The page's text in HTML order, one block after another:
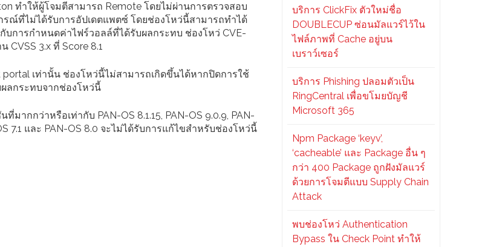
ทำให้ผู้โจมตีสามารถ Remote โดยไม่ผ่านการตรวจสอบ
ณ์ที่ไม่ได้รับการอัปเดตแพตซ์ โดยช่องโหว่นี้สามารถทำได้
การกำหนดค่าไฟร์วอลล์ที่ได้รับผลกระทบ ช่องโหว่ CVE-
3.x ที่ Score 8.1
เท่านั้น ช่องโหว่นี้ไม่สามารถเกิดขึ้นได้หากปิดการใช้
ผลกระทบจากช่องโหว่นี้
ากกว่าหรือเท่ากับ PAN-OS 8.1.15, PAN-OS 9.0.9, PAN-
7.1 และ PAN-OS 8.0 จะไม่ได้รับการแก้ไขสำหรับช่องโหว่นี้
บริการ ClickFix ตัวใหม่ชื่อ
DOUBLECUP ซ่อนมัลแวร์ไว้ใน
ไฟล์ภาพที่ Cache อยู่บน
เบราว์เซอร์
บริการ Phishing ปลอมตัวเป็น
RingCentral เพื่อขโมยบัญชี
Microsoft 365
Npm Package ‘keyv’,
‘cacheable’ และ Package อื่น ๆ
กว่า 400 Package ถูกฝังมัลแวร์
ด้วยการโจมตีแบบ Supply Chain
Attack
พบช่องโหว่ Authentication
Bypass ใน Check Point ทำให้